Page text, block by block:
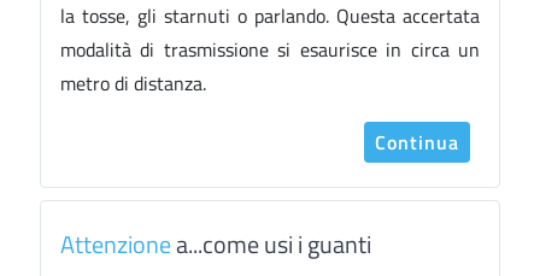
la tosse, gli starnuti o parlando. Questa accertata
modalità di trasmissione si esaurisce in circa un
metro di distanza.
Continua
Attenzionea...come usi i guanti